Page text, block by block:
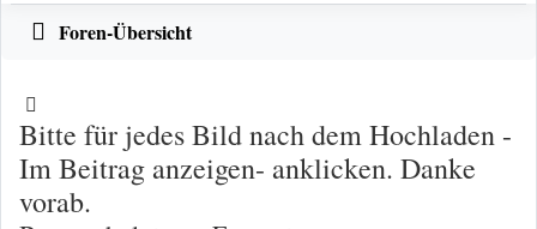
Foren-Übersicht
Bitte für jedes Bild nach dem Hochladen -
Im Beitrag anzeigen- anklicken. Danke
vorab.